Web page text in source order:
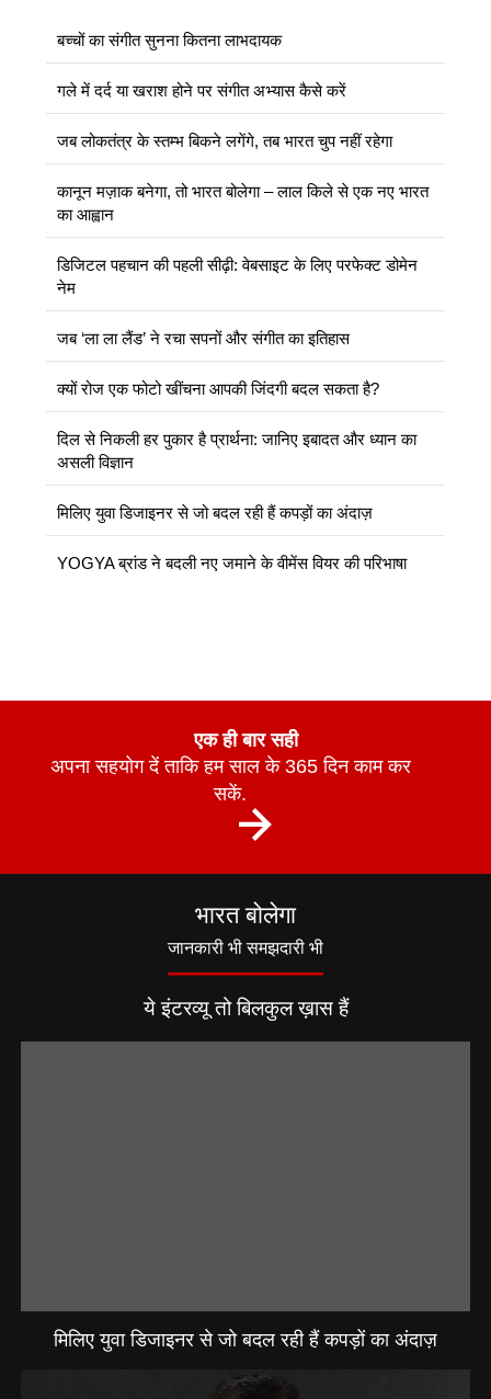
बच्चों का संगीत सुनना कितना लाभदायक
गले में दर्द या खराश होने पर संगीत अभ्यास कैसे करें
जब लोकतंत्र के स्तम्भ बिकने लगेंगे, तब भारत चुप नहीं रहेगा
कानून मज़ाक बनेगा, तो भारत बोलेगा – लाल किले से एक नए भारत
का आह्वान
डिजिटल पहचान की पहली सीढ़ी: वेबसाइट के लिए परफेक्ट डोमेन
नेम
जब ‘ला ला लैंड’ ने रचा सपनों और संगीत का इतिहास
क्यों रोज एक फोटो खींचना आपकी जिंदगी बदल सकता है?
दिल से निकली हर पुकार है प्रार्थना: जानिए इबादत और ध्यान का
असली विज्ञान
मिलिए युवा डिजाइनर से जो बदल रही हैं कपड़ों का अंदाज़
YOGYA ब्रांड ने बदली नए जमाने के वीमेंस वियर की परिभाषा
एक ही बार सही
अपना सहयोग दें ताकि हम साल के 365 दिन काम कर
सकें.
भारत बोलेगा
जानकारी भी समझदारी भी
ये इंटरव्यू तो बिलकुल ख़ास हैं
मिलिए युवा डिजाइनर से जो बदल रही हैं कपड़ों का अंदाज़